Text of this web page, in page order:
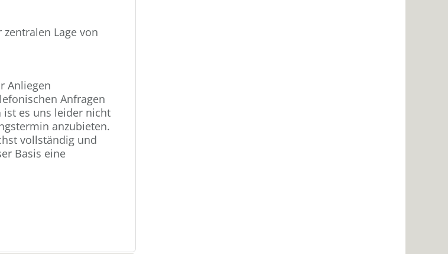
Lage von
Anliegen
Anfragen
ist es uns leider nicht
anzubieten.
vollständig und
Basis eine